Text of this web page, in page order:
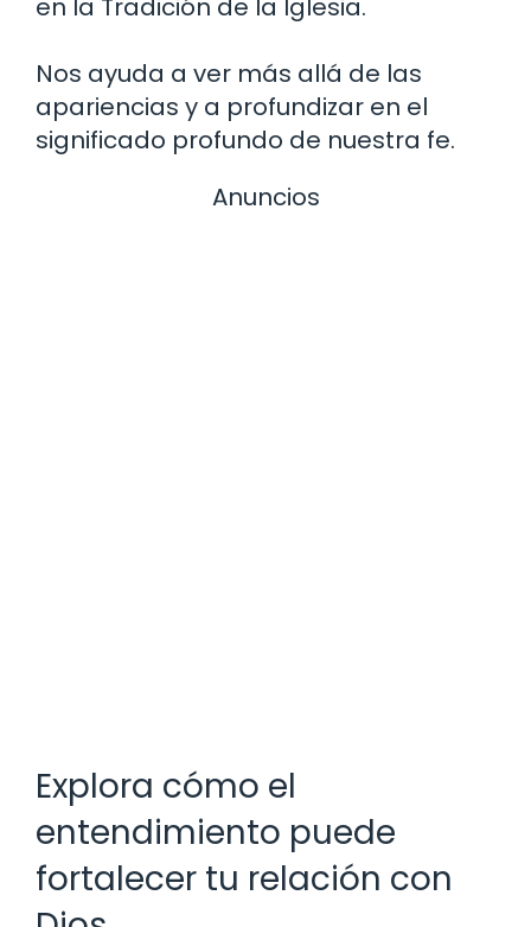
en la Tradición de la Iglesia.
Nos ayuda a ver más allá de las
apariencias y a profundizar en el
significado profundo de nuestra fe.
Anuncios
Explora cómo el
entendimiento puede
fortalecer tu relación con